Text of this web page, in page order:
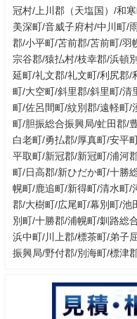
冠村/上川郡（天塩国）/和
美深町/音威子府村/中川町/
郡/小平町/苫前郡/苫前町/羽
宗谷郡/猿払村/枝幸郡/浜頓
延町/礼文郡/礼文町/利尻郡/
町/大空町/斜里郡/斜里町/清
町/佐呂間町/紋別郡/遠軽町/
町/胆振総合振興局/虻田郡/
白老町/勇払郡/厚真町/安平
平取町/新冠郡/新冠町/浦河
町/日高郡/新ひだか町/十勝
幌町/鹿追町/新得町/清水町/
郡/大樹町/広尾町/幕別町/池
別町/十勝郡/浦幌町/釧路総
浜中町/川上郡/標茶町/弟子
振興局/野付郡/別海町/標津